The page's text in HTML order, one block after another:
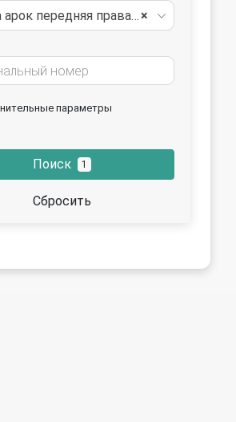
×
передняя правая (подкрылок)
параметры
Поиск 1
Сбросить